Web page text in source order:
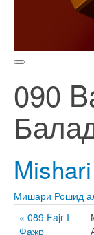
090
Мишари Рошид
« 089 Fajr I
Фажр